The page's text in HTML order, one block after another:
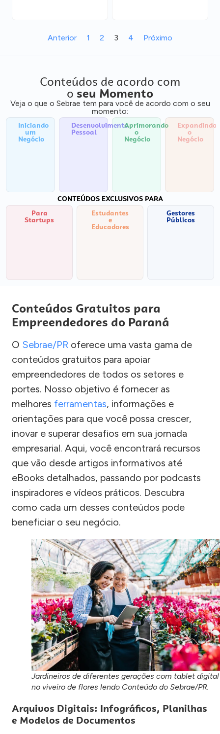
Anterior 1 2 3 4 Próximo
Conteúdos de acordo com
o seu Momento
Veja o que o Sebrae tem para você de acordo com o seu
momento:
Iniciando
um
Negócio
Desenvolvimento
Pessoal
Aprimorando
o
Negócio
Expandindo
o
Negócio
CONTEÚDOS EXCLUSIVOS PARA
Para
Startups
Estudantes
e
Educadores
Gestores
Públicos
Conteúdos Gratuitos para
Empreendedores do Paraná
O Sebrae/PR oferece uma vasta gama de
conteúdos gratuitos para apoiar
empreendedores de todos os setores e
portes. Nosso objetivo é fornecer as
melhores ferramentas, informações e
orientações para que você possa crescer,
inovar e superar desafios em sua jornada
empresarial. Aqui, você encontrará recursos
que vão desde artigos informativos até
eBooks detalhados, passando por podcasts
inspiradores e vídeos práticos. Descubra
como cada um desses conteúdos pode
beneficiar o seu negócio.
Jardineiros de diferentes gerações com tablet digital
no viveiro de flores lendo Conteúdo do Sebrae/PR.
Arquivos Digitais: Infográficos, Planilhas
e Modelos de Documentos